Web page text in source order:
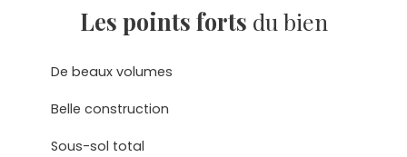
Les points forts du bien
De beaux volumes
Belle construction
Sous-sol total